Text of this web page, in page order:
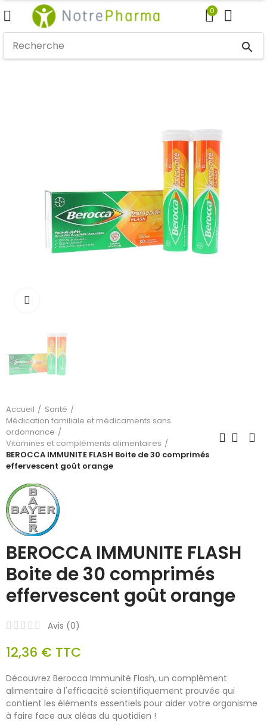
0
search
Accueil
Santé
Médication familiale et médicaments sans
ordonnance
Vitamines et compléments alimentaires
BEROCCA IMMUNITE FLASH Boite de 30 comprimés
effervescent goût orange
BEROCCA IMMUNITE FLASH
Boite de 30 comprimés
effervescent goût orange
Avis (0)
12,36 € TTC
Découvrez Berocca Immunité Flash, un complément
alimentaire à l'efficacité scientifiquement prouvée qui
contient les éléments essentiels pour aider votre organisme
à faire face aux aléas du quotidien !